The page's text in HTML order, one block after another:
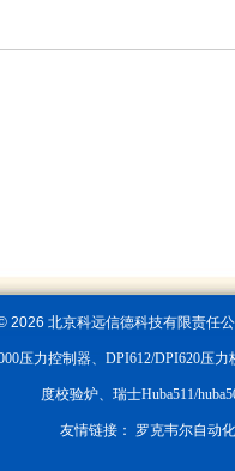
2026 北京科远信德科技有限责任
压力控制器、DPI612/DPI620压
度校验炉、瑞士Huba511/
友情链接： 罗克韦尔自动化